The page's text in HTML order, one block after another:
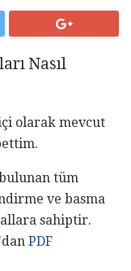
Nasıl
olarak mevcut
tüm
ve basma
sahiptir.
PDF